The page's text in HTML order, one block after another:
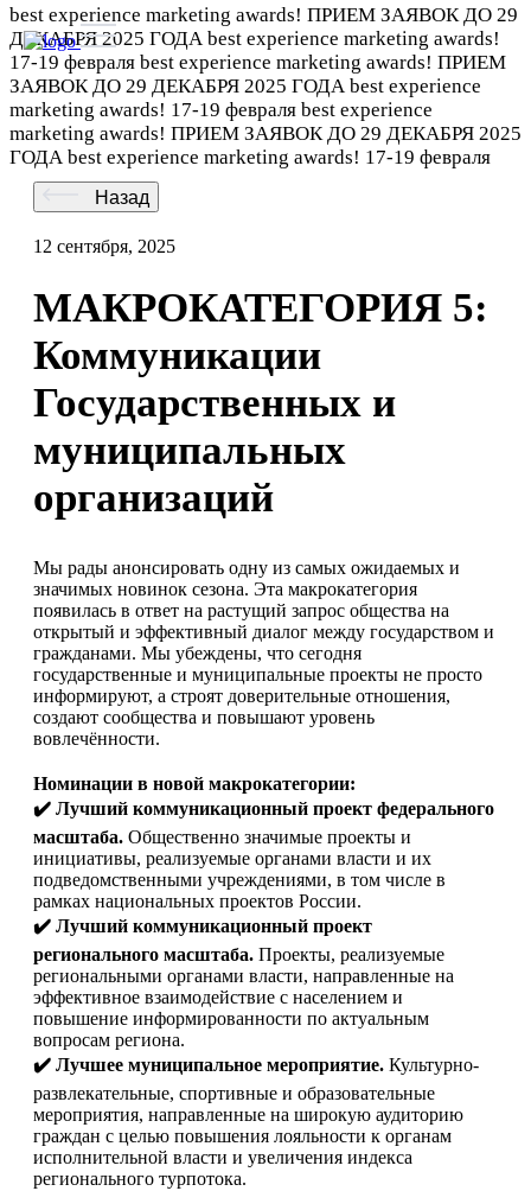
best experience marketing awards! ПРИЕМ ЗАЯВОК ДО 29
ДЕКАБРЯ 2025 ГОДА best experience marketing awards!
17-19 февраля best experience marketing awards! ПРИЕМ
ЗАЯВОК ДО 29 ДЕКАБРЯ 2025 ГОДА best experience
marketing awards! 17-19 февраля best experience
marketing awards! ПРИЕМ ЗАЯВОК ДО 29 ДЕКАБРЯ 2025
ГОДА best experience marketing awards! 17-19 февраля
Назад
12 сентября, 2025
МАКРОКАТЕГОРИЯ 5:
Коммуникации
Государственных и
муниципальных
организаций
Мы рады анонсировать одну из самых ожидаемых и
значимых новинок сезона. Эта макрокатегория
появилась в ответ на растущий запрос общества на
открытый и эффективный диалог между государством и
гражданами. Мы убеждены, что сегодня
государственные и муниципальные проекты не просто
информируют, а строят доверительные отношения,
создают сообщества и повышают уровень
вовлечённости.
Номинации в новой макрокатегории:
✔️ Лучший коммуникационный проект федерального
масштаба. Общественно значимые проекты и
инициативы, реализуемые органами власти и их
подведомственными учреждениями, в том числе в
рамках национальных проектов России.
✔️ Лучший коммуникационный проект
регионального масштаба. Проекты, реализуемые
региональными органами власти, направленные на
эффективное взаимодействие с населением и
повышение информированности по актуальным
вопросам региона.
✔️ Лучшее муниципальное мероприятие. Культурно-
развлекательные, спортивные и образовательные
мероприятия, направленные на широкую аудиторию
граждан с целью повышения лояльности к органам
исполнительной власти и увеличения индекса
регионального турпотока.